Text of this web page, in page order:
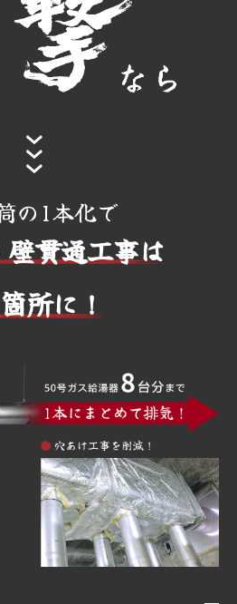
の1本化で
貫通工事は
箇所に！